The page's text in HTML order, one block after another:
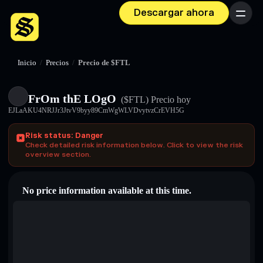
Descargar ahora Menú
Inicio / Precios / Precio de $FTL
FrOm thE LOgO ($FTL) Precio hoy
EJLaAKU4NRJJr3JtvV9byy89CmWgWLVDvytvzCrEVH5G
Risk status: Danger
Check detailed risk information below. Click to view the risk
overview section.
No price information available at this time.